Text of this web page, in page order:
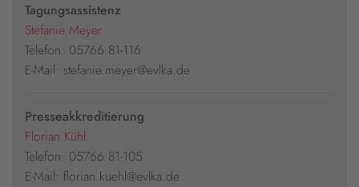
Tagungsassistenz
Stefanie Meyer
Telefon: 05766 81-116
E-Mail: stefanie.meyer@evlka.de
Presseakkreditierung
Florian Kühl
Telefon: 05766 81-105
E-Mail: florian.kuehl@evlka.de